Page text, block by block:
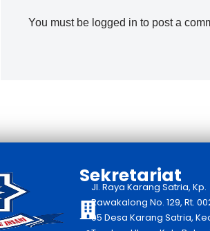
You must be logged in to post a
Sekretariat
Jl. Raya Karang Satria, Kp.
Rawakalong No. 129, Rt.
05 Desa Karang Satria,